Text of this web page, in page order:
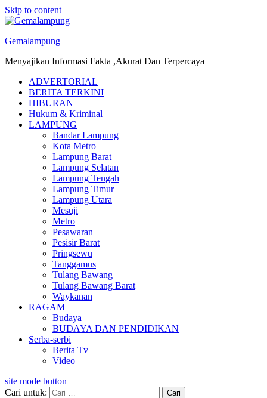
Skip to content
Gemalampung
Menyajikan Informasi Fakta ,Akurat Dan Terpercaya
ADVERTORIAL
BERITA TERKINI
HIBURAN
Hukum & Kriminal
LAMPUNG
Bandar Lampung
Kota Metro
Lampung Barat
Lampung Selatan
Lampung Tengah
Lampung Timur
Lampung Utara
Mesuji
Metro
Pesawaran
Pesisir Barat
Pringsewu
Tanggamus
Tulang Bawang
Tulang Bawang Barat
Waykanan
RAGAM
Budaya
BUDAYA DAN PENDIDIKAN
Serba-serbi
Berita Tv
Video
site mode button
Cari untuk: